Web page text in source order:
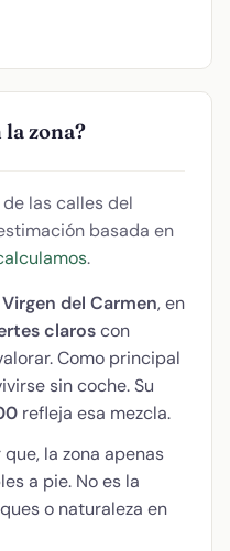
zona?
las calles del
basada en
.
del Carmen, en
claroscon
Como principal
sin coche. Su
refleja esa mezcla.
la zona apenas
a pie. No es la
o naturaleza en